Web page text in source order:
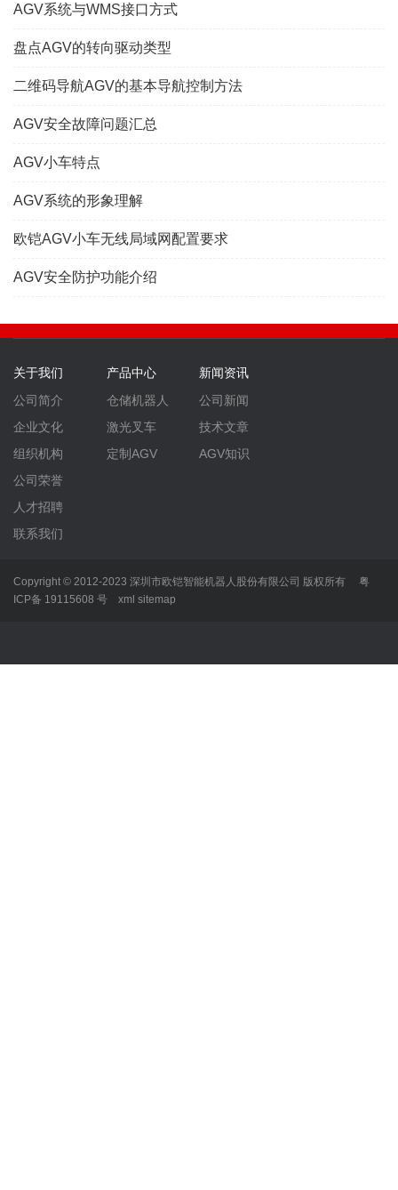
AGV系统与WMS接口方式
盘点AGV的转向驱动类型
二维码导航AGV的基本导航控制方法
AGV安全故障问题汇总
AGV小车特点
AGV系统的形象理解
欧铠AGV小车无线局域网配置要求
AGV安全防护功能介绍
关于我们
公司简介
企业文化
组织机构
公司荣誉
人才招聘
联系我们
产品中心
仓储机器人
激光叉车
定制AGV
新闻资讯
公司新闻
技术文章
AGV知识
Copyright © 2012-2023 深圳市欧铠智能机器人股份有限公司 版权所有
粤
ICP备 19115608 号
xml sitemap